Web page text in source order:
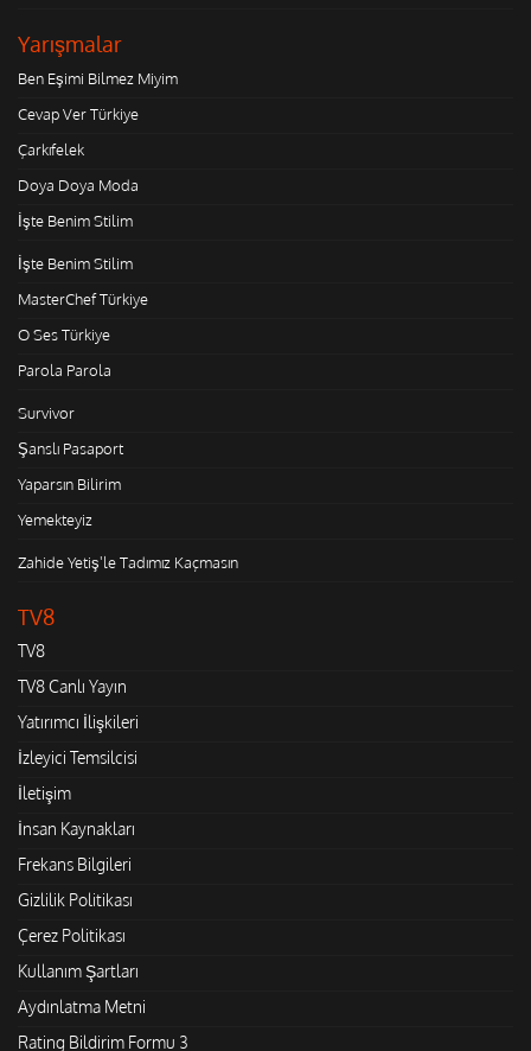
Yarışmalar
Ben Eşimi Bilmez Miyim
Cevap Ver Türkiye
Çarkıfelek
Doya Doya Moda
İşte Benim Stilim
İşte Benim Stilim
MasterChef Türkiye
O Ses Türkiye
Parola Parola
Survivor
Şanslı Pasaport
Yaparsın Bilirim
Yemekteyiz
Zahide Yetiş'le Tadımız Kaçmasın
TV8
TV8
TV8 Canlı Yayın
Yatırımcı İlişkileri
İzleyici Temsilcisi
İletişim
İnsan Kaynakları
Frekans Bilgileri
Gizlilik Politikası
Çerez Politikası
Kullanım Şartları
Aydınlatma Metni
Rating Bildirim Formu 3